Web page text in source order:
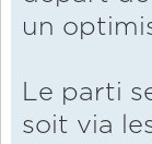
un
Le parti
soit via